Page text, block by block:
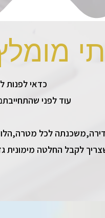
עוד לפני
לכל
לקבל החלטה